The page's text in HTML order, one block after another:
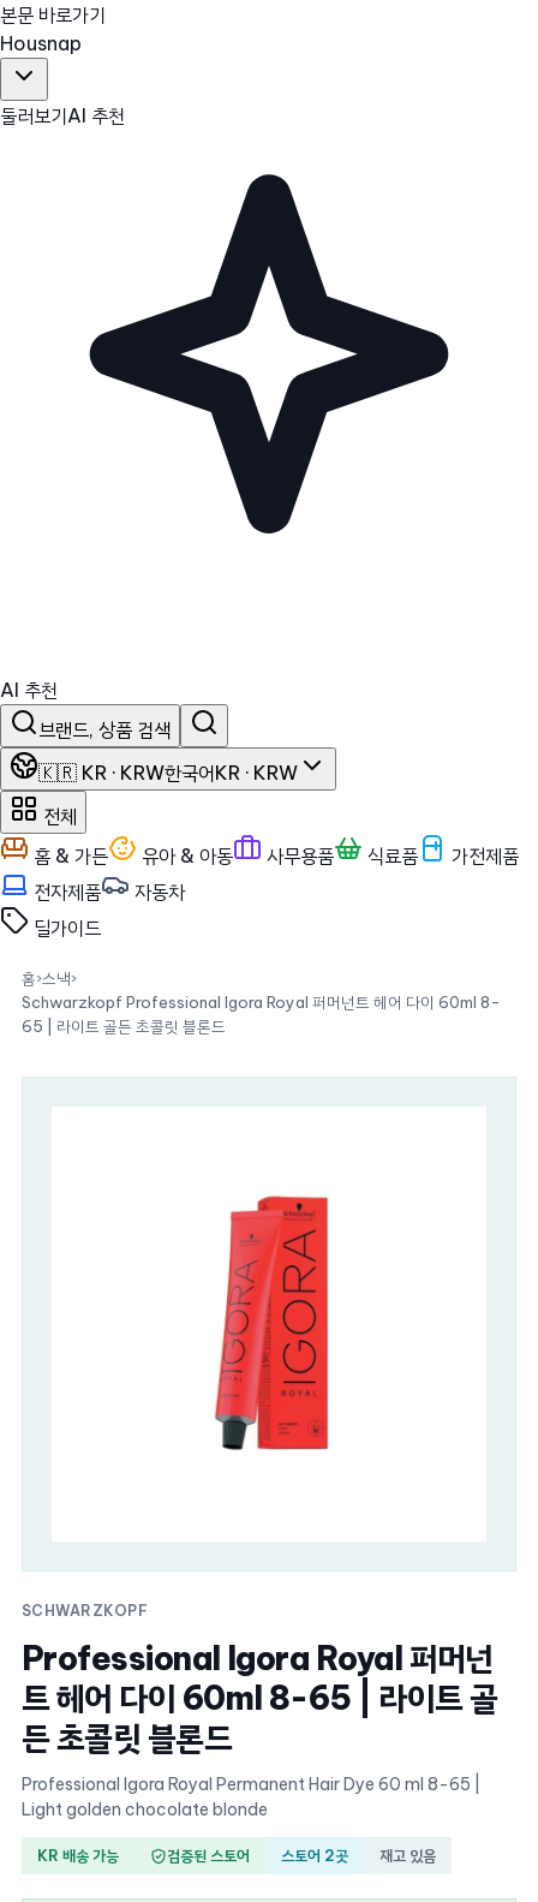
본문 바로가기
Housnap
둘러보기AI 추천
AI 추천
브랜드, 상품 검색
🇰🇷 KR · KRW한국어KR · KRW
전체
홈 & 가든
유아 & 아동 사무용품 식료품
가전제품
전자제품
자동차
딜가이드
홈›스낵›
Schwarzkopf Professional Igora Royal 퍼머넌트 헤어 다이 60ml 8-
65 | 라이트 골든 초콜릿 블론드
SCHWARZKOPF
Professional Igora Royal 퍼머넌
트 헤어 다이 60ml 8-65 | 라이트 골
든 초콜릿 블론드
Professional Igora Royal Permanent Hair Dye 60 ml 8-65 |
Light golden chocolate blonde
KR 배송 가능 검증된 스토어 스토어 2곳 재고 있음